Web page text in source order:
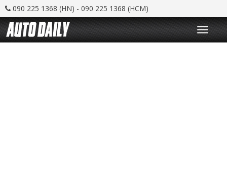
090 225 1368 (HN) - 090 225 1368 (HCM)
T
o
g